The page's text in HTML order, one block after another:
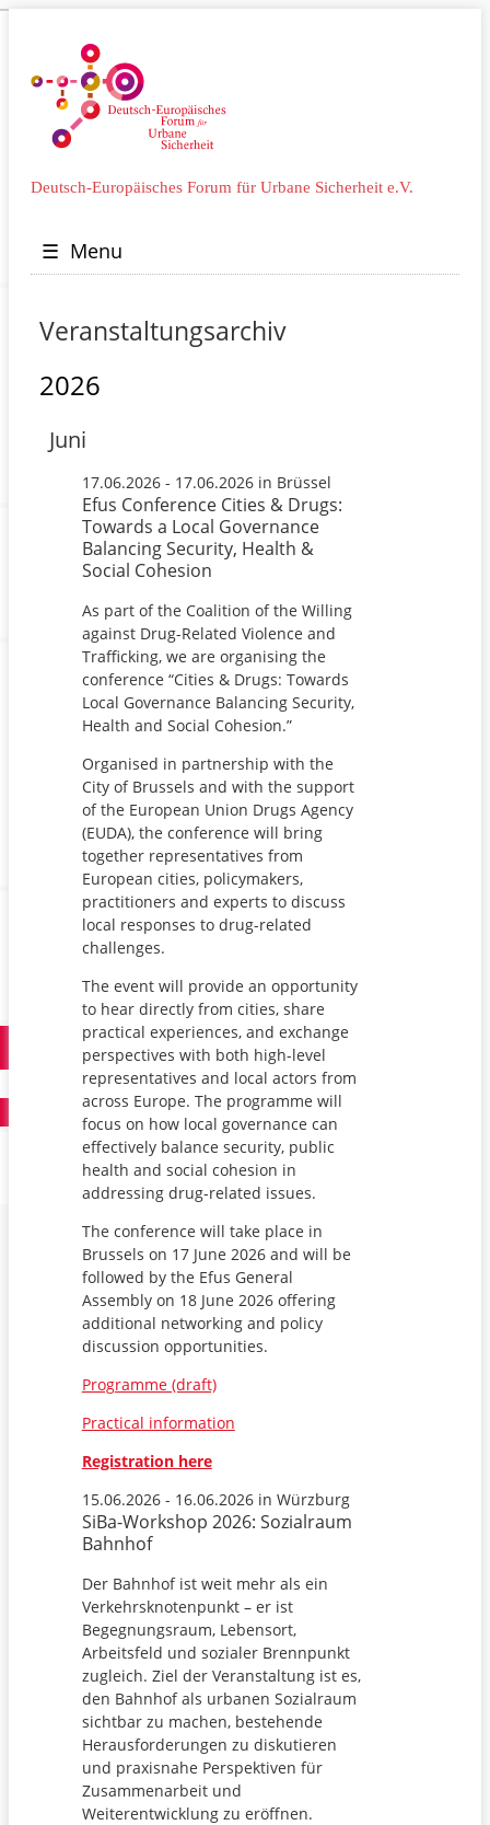
Deutsch-Europäisches Forum für Urbane Sicherheit e.V.
☰ Menu
Veranstaltungsarchiv
2026
Juni
17.06.2026 - 17.06.2026 in Brüssel
Efus Conference Cities & Drugs:
Towards a Local Governance
Balancing Security, Health &
Social Cohesion
As part of the Coalition of the Willing
against Drug-Related Violence and
Trafficking, we are organising the
conference “Cities & Drugs: Towards
Local Governance Balancing Security,
Health and Social Cohesion.”
Organised in partnership with the
City of Brussels and with the support
of the European Union Drugs Agency
(EUDA), the conference will bring
together representatives from
European cities, policymakers,
practitioners and experts to discuss
local responses to drug-related
challenges.
The event will provide an opportunity
to hear directly from cities, share
practical experiences, and exchange
perspectives with both high-level
representatives and local actors from
across Europe. The programme will
focus on how local governance can
effectively balance security, public
health and social cohesion in
addressing drug-related issues.
The conference will take place in
Brussels on 17 June 2026 and will be
followed by the Efus General
Assembly on 18 June 2026 offering
additional networking and policy
discussion opportunities.
Programme (draft)
Practical information
Registration here
15.06.2026 - 16.06.2026 in Würzburg
SiBa-Workshop 2026: Sozialraum
Bahnhof
Der Bahnhof ist weit mehr als ein
Verkehrsknotenpunkt – er ist
Begegnungsraum, Lebensort,
Arbeitsfeld und sozialer Brennpunkt
zugleich. Ziel der Veranstaltung ist es,
den Bahnhof als urbanen Sozialraum
sichtbar zu machen, bestehende
Herausforderungen zu diskutieren
und praxisnahe Perspektiven für
Zusammenarbeit und
Weiterentwicklung zu eröffnen.